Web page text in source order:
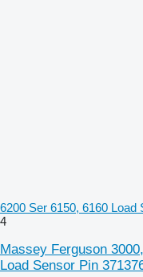
6200 Ser 6150, 6160 Load
4
Massey Ferguson
Load Sensor Pin